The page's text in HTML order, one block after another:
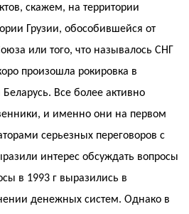
скажем, на территории
Грузии, обособившейся от
или того, что называлось СНГ
произошла рокировка в
Беларусь. Все более активно
и именно они на первом
серьезных переговоров с
интерес обсуждать вопросы
в 1993 г выразились в
денежных систем. Однако в